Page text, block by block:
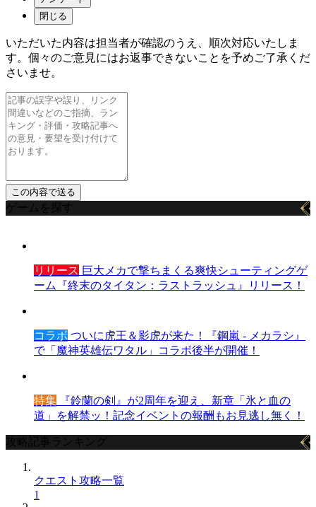
閉じる
いただいた内容は担当者が確認のうえ、順次対応いたしま
す。個々のご意見にはお返事できないことを予めご了承くだ
さいませ。
ゲームを探す
リリース 巨大メカで撃ちまくる爽快シューティングゲ
ーム『終末のタイタン：ラストラッシュ』リリース！
コラボ ついに虎王＆影虎が来た！『鋼嵐 - メカラシ』
で「魔神英雄伝ワタル」コラボ後半が開催！
特集 『鈴蘭の剣』が2周年を迎え、新章「氷と血の
道」を解禁ッ！記念イベントの報酬もお見逃し無く！
攻略記事ランキング
クエスト攻略一覧
1